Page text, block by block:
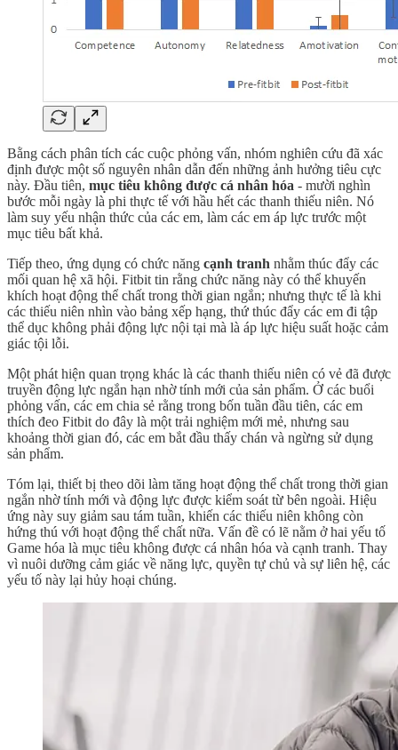
Bằng cách phân tích các cuộc phỏng vấn, nhóm nghiên cứu đã xác
định được một số nguyên nhân dẫn đến những ảnh hưởng tiêu cực
này. Đầu tiên, mục tiêu không được cá nhân hóa - mười nghìn
bước mỗi ngày là phi thực tế với hầu hết các thanh thiếu niên. Nó
làm suy yếu nhận thức của các em, làm các em áp lực trước một
mục tiêu bất khả.
Tiếp theo, ứng dụng có chức năng cạnh tranh nhằm thúc đẩy các
mối quan hệ xã hội. Fitbit tin rằng chức năng này có thể khuyến
khích hoạt động thể chất trong thời gian ngắn; nhưng thực tế là khi
các thiếu niên nhìn vào bảng xếp hạng, thứ thúc đẩy các em đi tập
thể dục không phải động lực nội tại mà là áp lực hiệu suất hoặc cảm
giác tội lỗi.
Một phát hiện quan trọng khác là các thanh thiếu niên có vẻ đã được
truyền động lực ngắn hạn nhờ tính mới của sản phẩm. Ở các buổi
phỏng vấn, các em chia sẻ rằng trong bốn tuần đầu tiên, các em
thích đeo Fitbit do đây là một trải nghiệm mới mẻ, nhưng sau
khoảng thời gian đó, các em bắt đầu thấy chán và ngừng sử dụng
sản phẩm.
Tóm lại, thiết bị theo dõi làm tăng hoạt động thể chất trong thời gian
ngắn nhờ tính mới và động lực được kiểm soát từ bên ngoài. Hiệu
ứng này suy giảm sau tám tuần, khiến các thiếu niên không còn
hứng thú với hoạt động thể chất nữa. Vấn đề có lẽ nằm ở hai yếu tố
Game hóa là mục tiêu không được cá nhân hóa và cạnh tranh. Thay
vì nuôi dưỡng cảm giác về năng lực, quyền tự chủ và sự liên hệ, các
yếu tố này lại hủy hoại chúng.